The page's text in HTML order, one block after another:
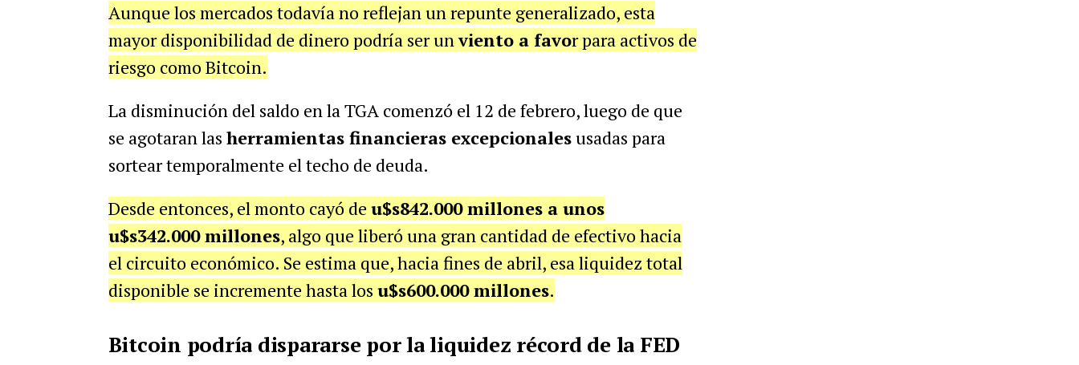
Aunque los mercados todavía no reflejan un repunte generalizado, esta
mayor disponibilidad de dinero podría ser unviento a favor para activos de
riesgo como Bitcoin.
La disminución del saldo en la TGA comenzó el 12 de febrero, luego de que
se agotaran las herramientas financieras excepcionalesusadas para
sortear temporalmente el techo de deuda.
Desde entonces, el monto cayó de u$s842.000 millones a unos
u$s342.000 millones, algo que liberó una gran cantidad de efectivo hacia
el circuito económico. Se estima que, hacia fines de abril, esa liquidez total
disponible se incremente hasta los u$s600.000 millones.
Bitcoin podría dispararse por la liquidez récord de la FED